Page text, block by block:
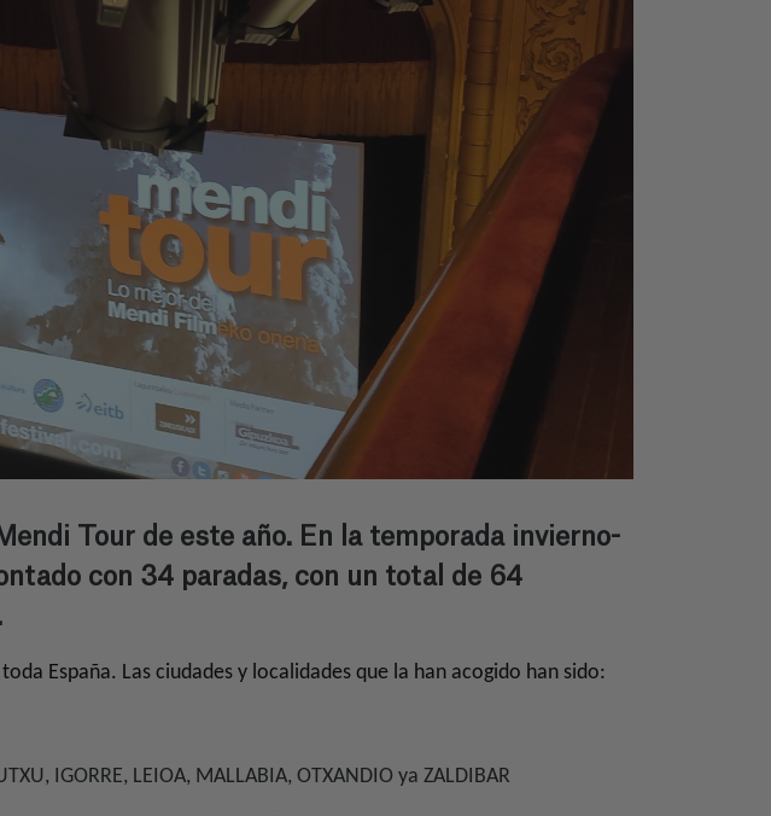
Tour de este año. En la temporada invierno-
con 34 paradas, con un total de 64
España. Las ciudades y localidades que la han acogido han sido:
IGORRE, LEIOA, MALLABIA, OTXANDIO ya ZALDIBAR